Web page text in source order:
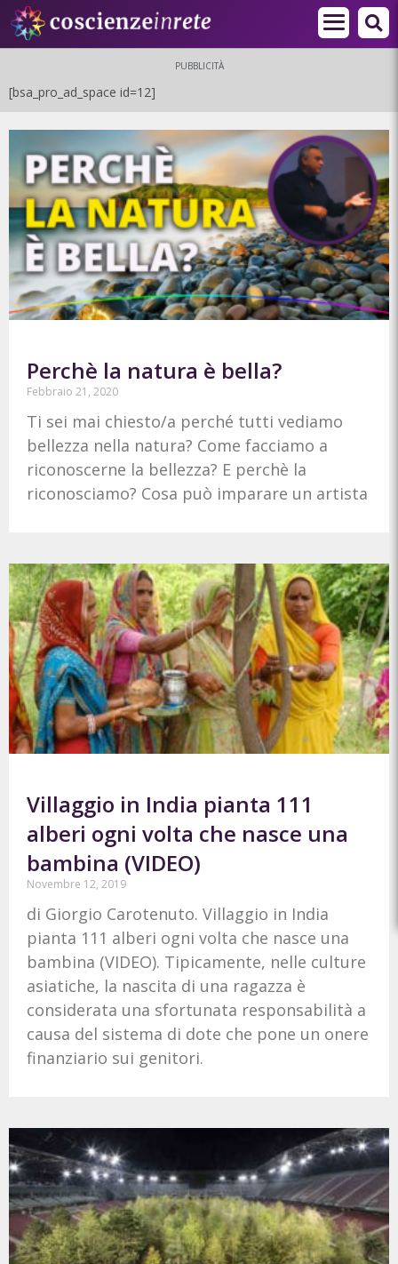
PUBBLICITÀ
[bsa_pro_ad_space id=12]
Perchè la natura è bella?
Febbraio 21, 2020
Ti sei mai chiesto/a perché tutti vediamo
bellezza nella natura? Come facciamo a
riconoscerne la bellezza? E perchè la
riconosciamo? Cosa può imparare un artista
Villaggio in India pianta 111
alberi ogni volta che nasce una
bambina (VIDEO)
Novembre 12, 2019
di Giorgio Carotenuto. Villaggio in India
pianta 111 alberi ogni volta che nasce una
bambina (VIDEO). Tipicamente, nelle culture
asiatiche, la nascita di una ragazza è
considerata una sfortunata responsabilità a
causa del sistema di dote che pone un onere
finanziario sui genitori.